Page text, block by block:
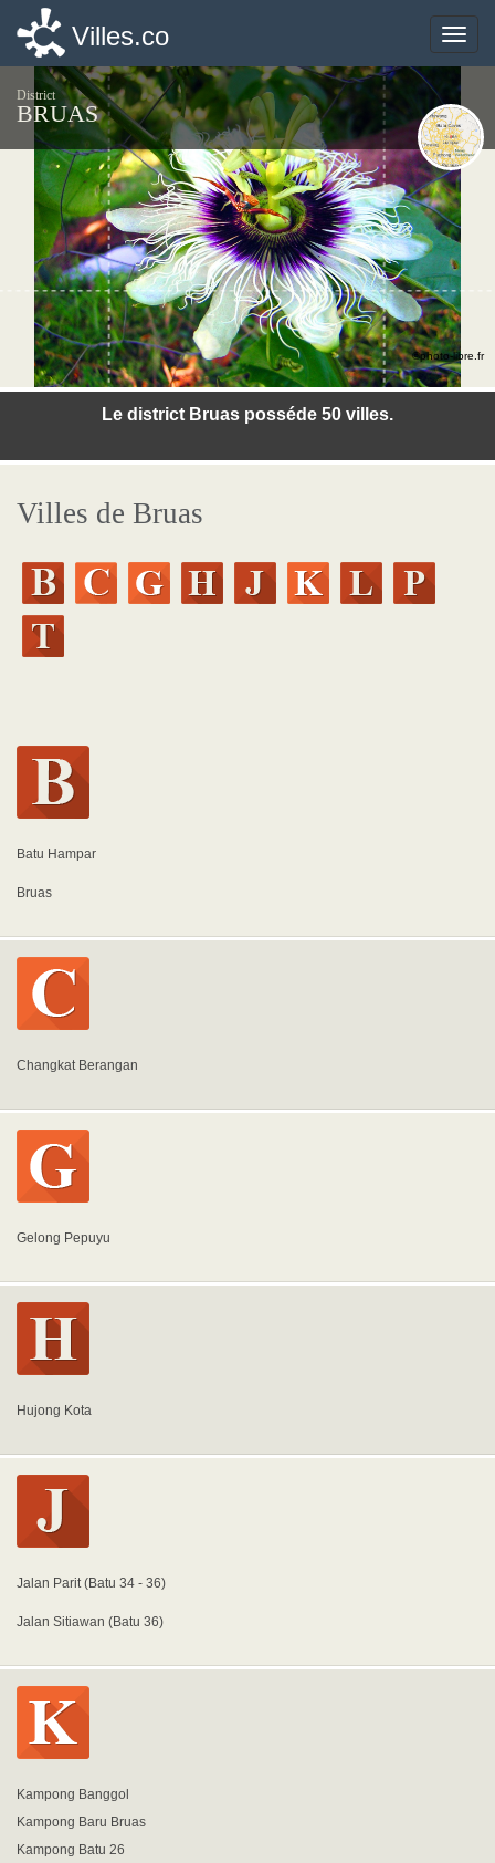
Toggle
Villes.co
District
BRUAS
Le district Bruas posséde 50 villes.
©photo-libre.fr
Villes de Bruas
Batu Hampar
Bruas
Changkat Berangan
Gelong Pepuyu
Hujong Kota
Jalan Parit (Batu 34 - 36)
Jalan Sitiawan (Batu 36)
Kampong Banggol
Kampong Baru Bruas
Kampong Batu 26
Toggle
Villes.co